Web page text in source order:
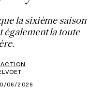
la sixième saison
également la toute
06/2026